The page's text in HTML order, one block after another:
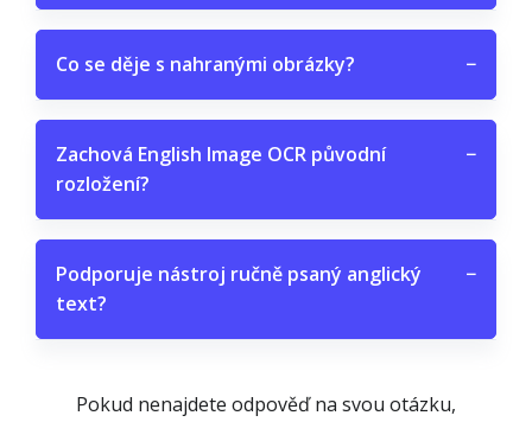
Co se děje s nahranými obrázky? −
Zachová English Image OCR původní
rozložení?
−
Podporuje nástroj ručně psaný anglický
text?
−
Pokud nenajdete odpověď na svou otázku,